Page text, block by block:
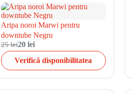
Aripa noroi Marwi pentru
downtube Negru
25 lei20 lei
Verifică disponibilitatea